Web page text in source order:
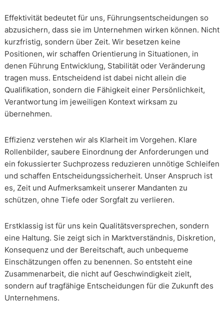
Effektivität bedeutet für uns, Führungsentscheidungen so
abzusichern, dass sie im Unternehmen wirken können. Nicht
kurzfristig, sondern über Zeit. Wir besetzen keine
Positionen, wir schaffen Orientierung in Situationen, in
denen Führung Entwicklung, Stabilität oder Veränderung
tragen muss. Entscheidend ist dabei nicht allein die
Qualifikation, sondern die Fähigkeit einer Persönlichkeit,
Verantwortung im jeweiligen Kontext wirksam zu
übernehmen.
Effizienz verstehen wir als Klarheit im Vorgehen. Klare
Rollenbilder, saubere Einordnung der Anforderungen und
ein fokussierter Suchprozess reduzieren unnötige Schleifen
und schaffen Entscheidungssicherheit. Unser Anspruch ist
es, Zeit und Aufmerksamkeit unserer Mandanten zu
schützen, ohne Tiefe oder Sorgfalt zu verlieren.
Erstklassig ist für uns kein Qualitätsversprechen, sondern
eine Haltung. Sie zeigt sich in Marktverständnis, Diskretion,
Konsequenz und der Bereitschaft, auch unbequeme
Einschätzungen offen zu benennen. So entsteht eine
Zusammenarbeit, die nicht auf Geschwindigkeit zielt,
sondern auf tragfähige Entscheidungen für die Zukunft des
Unternehmens.